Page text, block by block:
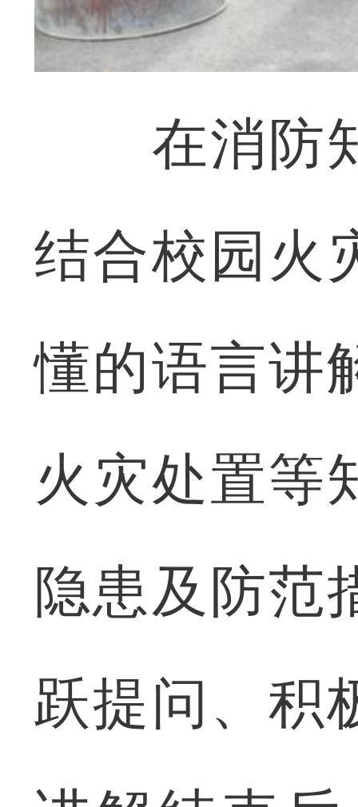
在消防知
结合校园火
懂的语言讲
火灾处置等
隐患及防范
跃提问、积